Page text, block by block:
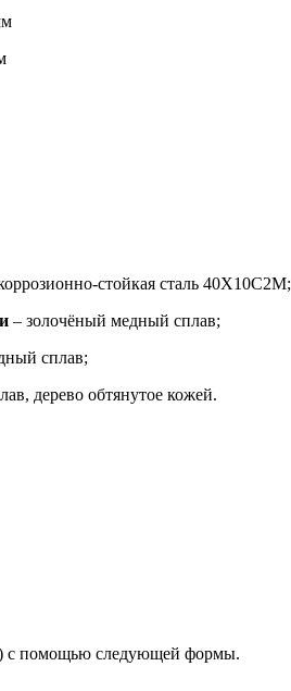
стойкая сталь 40Х10С2М;
– золочёный медный сплав;
сплав;
дерево обтянутое кожей.
с помощью следующей формы.